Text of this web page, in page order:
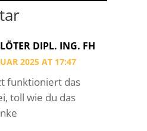
DIPL. ING. FH
2025 AT 17:47
funktioniert das
toll wie du das